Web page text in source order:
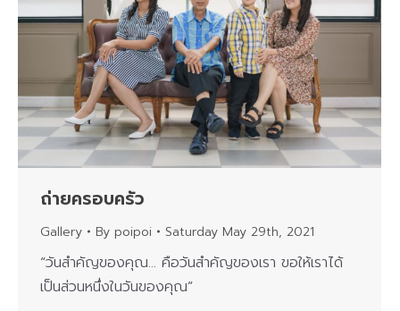
ถ่ายครอบครัว
Gallery By poipoi Saturday May 29th, 2021
“วันสำคัญของคุณ… คือวันสำคัญของเรา ขอให้เราได้
เป็นส่วนหนึ่งในวันของคุณ”